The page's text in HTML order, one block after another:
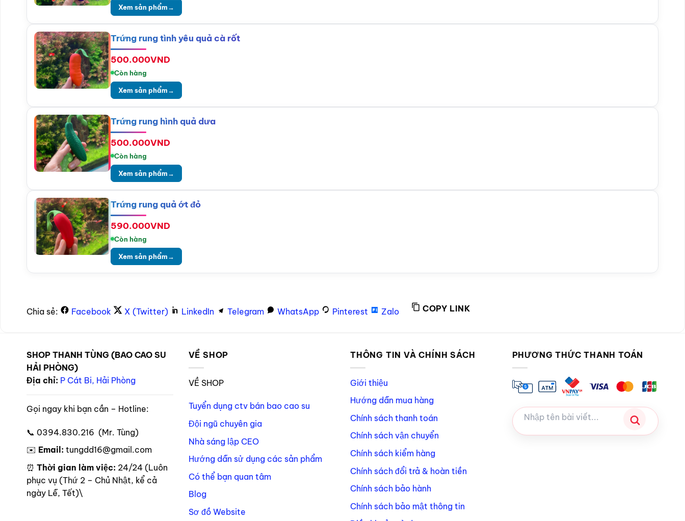
Xem sản phẩm→
Trứng rung tình yêu quả cà rốt
500.000VND
Còn hàng
Xem sản phẩm→
Trứng rung hình quả dưa
500.000VND
Còn hàng
Xem sản phẩm→
Trứng rung quả ớt đỏ
590.000VND
Còn hàng
Xem sản phẩm→
Chia sẻ: Facebook X (Twitter) LinkedIn Telegram WhatsApp Pinterest Zalo COPY LINK
SHOP THANH TÙNG (BAO CAO SU
HẢI PHÒNG)
Địa chỉ: P Cát Bi, Hải Phòng
Gọi ngay khi bạn cần – Hotline:
📞 0394.830.216 (Mr. Tùng)
✉️ Email: tungdd16@gmail.com
⏰ Thời gian làm việc: 24/24 (Luôn
phục vụ (Thứ 2 – Chủ Nhật, kể cả
ngày Lễ, Tết)\
VỀ SHOP
VỀ SHOP
Tuyển dụng ctv bán bao cao su
Đội ngũ chuyên gia
Nhà sáng lập CEO
Hướng dẫn sử dụng các sản phẩm
Có thể bạn quan tâm
Blog
Sơ đồ Website
THÔNG TIN VÀ CHÍNH SÁCH
Giới thiệu
Hướng dẫn mua hàng
Chính sách thanh toán
Chính sách vận chuyển
Chính sách kiểm hàng
Chính sách đổi trả & hoàn tiền
Chính sách bảo hành
Chính sách bảo mật thông tin
PHƯƠNG THỨC THANH TOÁN